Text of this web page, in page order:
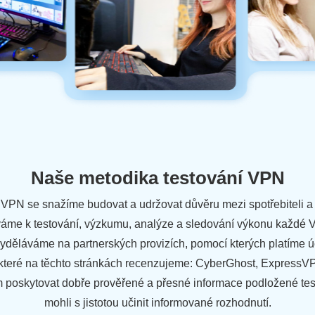
Naše metodika testování VPN
se snažíme budovat a udržovat důvěru mezi spotřebiteli
k testování, výzkumu, analýze a sledování výkonu každé
na partnerských provizích, pomocí kterých platíme
na těchto stránkách recenzujeme: CyberGhost,
poskytovat dobře prověřené a přesné informace podložené
mohli s jistotou učinit informované rozhodnutí.